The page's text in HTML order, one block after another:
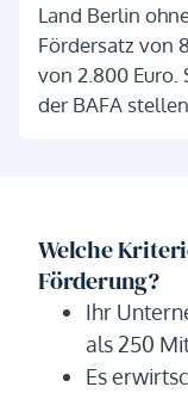
Land Berlin
Fördersatz von
von 2.800 Euro.
der BAFA stellen.
Welche
Förderung?
Ihr
als 250
Es